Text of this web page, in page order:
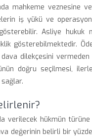
mahkeme
iş yükü ve
Asliye hukuk
gösterebilmektedir.
dilekçesini
doğru seçilmesi,
verilecek hükmün
değerinin belirli bir